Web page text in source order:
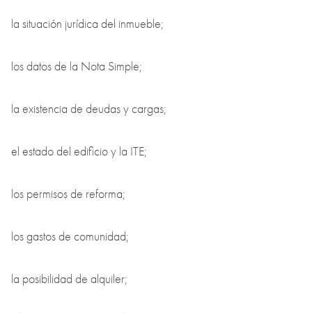
la situación jurídica del inmueble;
los datos de la Nota Simple;
la existencia de deudas y cargas;
el estado del edificio y la ITE;
los permisos de reforma;
los gastos de comunidad;
la posibilidad de alquiler;